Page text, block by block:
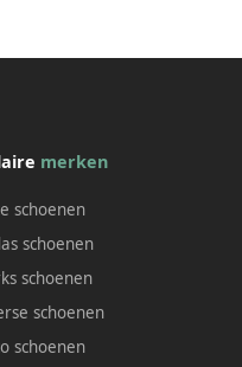
merken
schoenen
schoenen
schoenen
schoenen
schoenen